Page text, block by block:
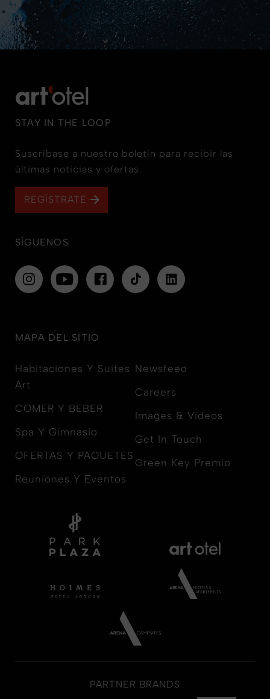
STAY IN THE LOOP
Suscríbase a nuestro boletín para recibir las
últimas noticias y ofertas.
REGÍSTRATE
SÍGUENOS
MAPA DEL SITIO
Habitaciones Y Suites
Art
COMER Y BEBER
Spa Y Gimnasio
OFERTAS Y PAQUETES
Reuniones Y Eventos
Newsfeed
Careers
Images & Videos
Get In Touch
Green Key Premio
PARTNER BRANDS